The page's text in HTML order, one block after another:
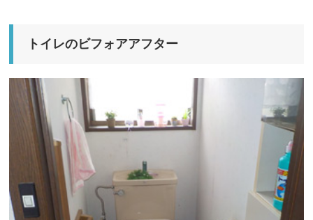
トイレのビフォアアフター